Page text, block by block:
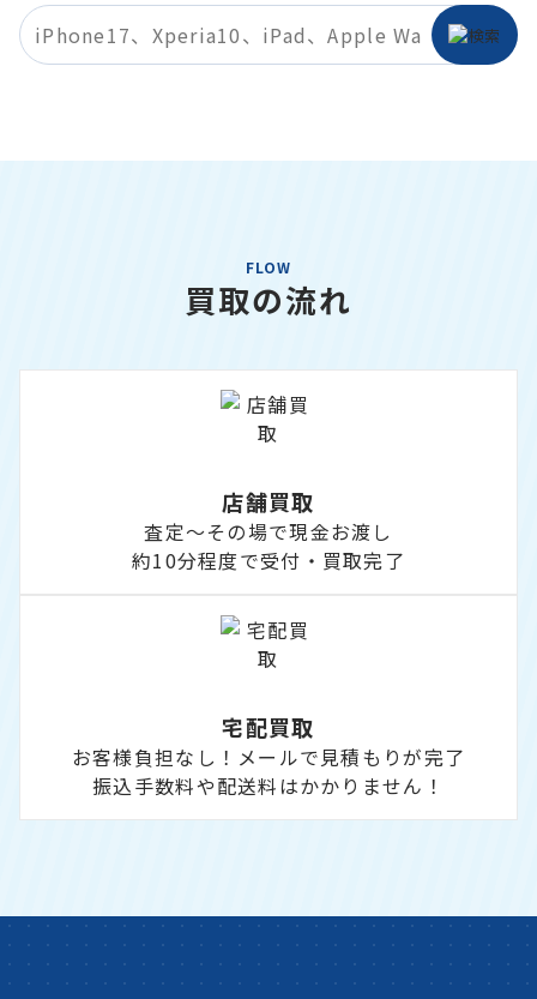
FLOW
買取の流れ
店舗買取
査定～その場で現金お渡し
約10分程度で受付・買取完了
宅配買取
お客様負担なし！メールで見積もりが完了
振込手数料や配送料はかかりません！